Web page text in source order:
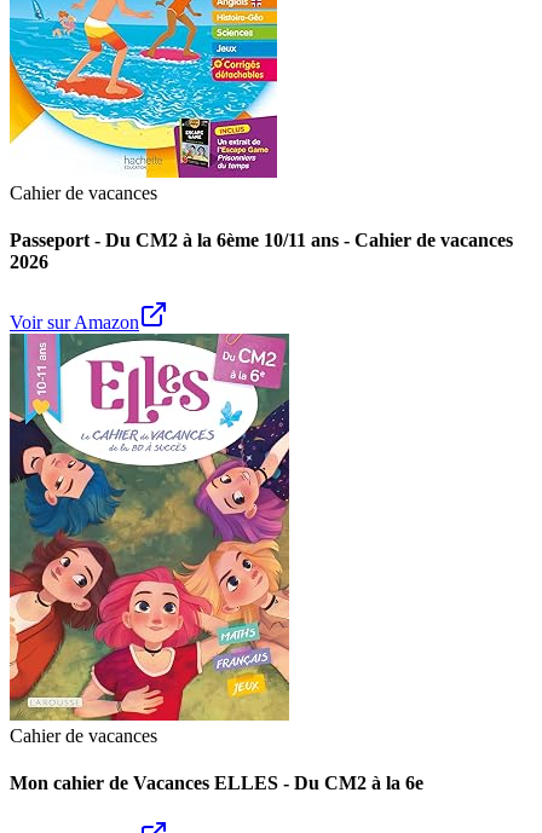
Cahier de vacances
Passeport - Du CM2 à la 6ème 10/11 ans - Cahier de vacances
2026
Voir sur Amazon
Cahier de vacances
Mon cahier de Vacances ELLES - Du CM2 à la 6e